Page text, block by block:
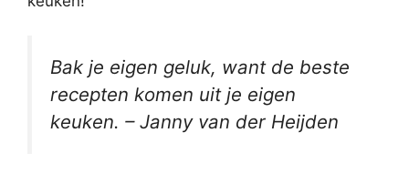
Bak je eigen geluk, want de beste
recepten komen uit je eigen
keuken. – Janny van der Heijden